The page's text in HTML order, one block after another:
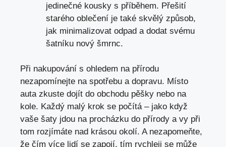
jedinečné kousky s příběhem. Přešití
starého oblečení je také skvělý způsob,
jak minimalizovat odpad a dodat svému
šatníku nový šmrnc.
Při nakupování s ohledem na přírodu
nezapomínejte na spotřebu a dopravu. Místo
auta zkuste dojít do obchodu pěšky nebo na
kole. Každý malý krok se počítá – jako když
vaše šaty jdou na procházku do přírody a vy při
tom rozjímáte nad krásou okolí. A nezapomeňte,
že čím více lidí se zapojí, tím rychleji se může